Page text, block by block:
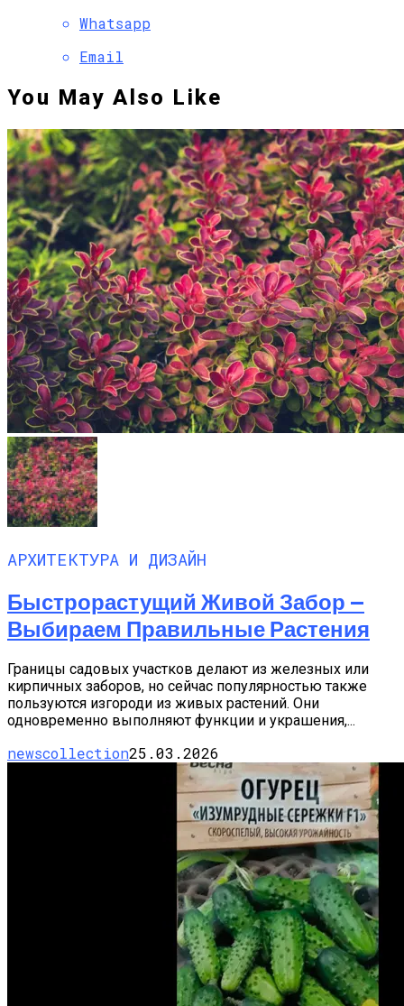
Whatsapp
Email
You May Also Like
АРХИТЕКТУРА И ДИЗАЙН
Быстрорастущий Живой Забор —
Выбираем Правильные Растения
Границы садовых участков делают из железных или
кирпичных заборов, но сейчас популярностью также
пользуются изгороди из живых растений. Они
одновременно выполняют функции и украшения,...
newscollection25.03.2026